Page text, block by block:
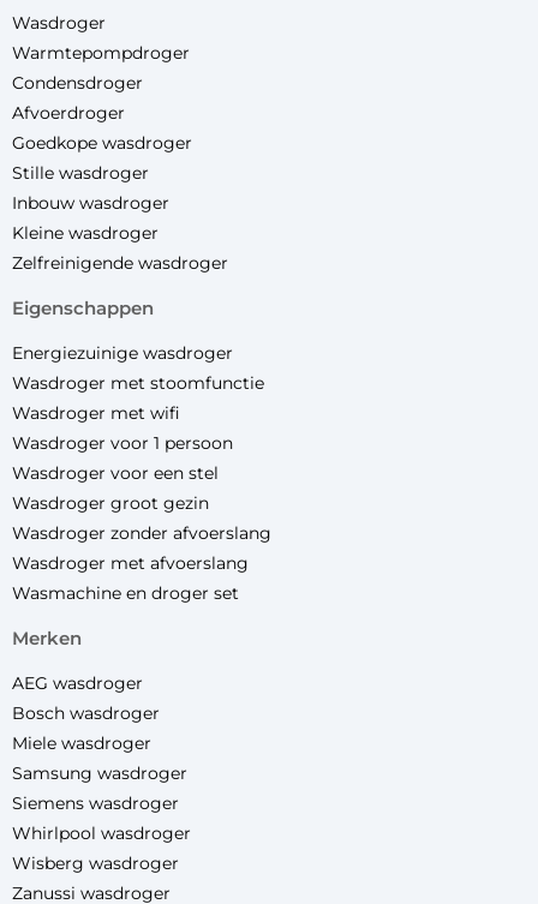
Wasdroger
Warmtepompdroger
Condensdroger
Afvoerdroger
Goedkope wasdroger
Stille wasdroger
Inbouw wasdroger
Kleine wasdroger
Zelfreinigende wasdroger
eigenschappen
Energiezuinige wasdroger
Wasdroger met stoomfunctie
Wasdroger met wifi
Wasdroger voor 1 persoon
Wasdroger voor een stel
Wasdroger groot gezin
Wasdroger zonder afvoerslang
Wasdroger met afvoerslang
Wasmachine en droger set
merken
AEG wasdroger
Bosch wasdroger
Miele wasdroger
Samsung wasdroger
Siemens wasdroger
Whirlpool wasdroger
Wisberg wasdroger
Zanussi wasdroger